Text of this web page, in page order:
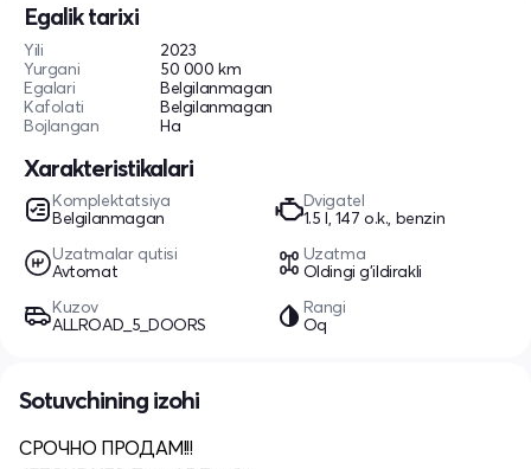
Egalik tarixi
Yili
2023
Yurgani
50 000 km
Egalari
Belgilanmagan
Kafolati
Belgilanmagan
Bojlangan
Ha
Xarakteristikalari
Komplektatsiya
Belgilanmagan
Dvigatel
1.5 l, 147 o.k., benzin
Uzatmalar qutisi
Avtomat
Uzatma
Oldingi g'ildirakli
Kuzov
ALLROAD_5_DOORS
Rangi
Oq
Sotuvchining izohi
СРОЧНО ПРОДАМ!!!